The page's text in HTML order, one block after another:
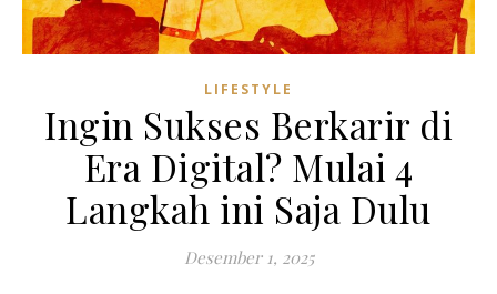
LIFESTYLE
Ingin Sukses Berkarir di
Era Digital? Mulai 4
Langkah ini Saja Dulu
Desember 1, 2025